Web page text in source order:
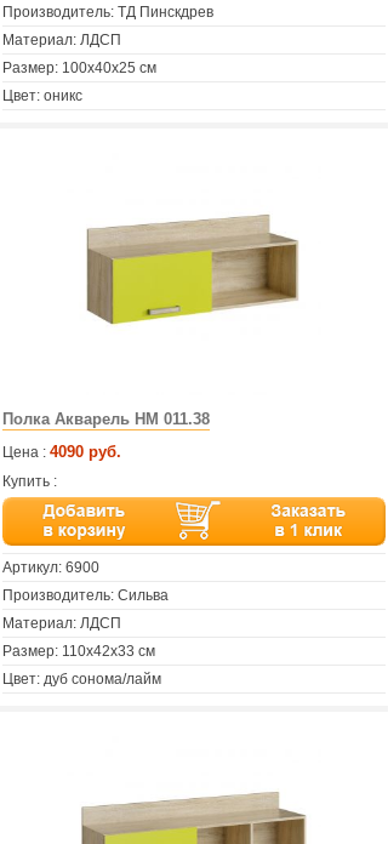
Производитель: ТД Пинскдрев
Материал: ЛДСП
Размер: 100х40х25 см
Цвет: оникс
Полка Акварель НМ 011.38
Цена : 4090 руб.
Купить :
Артикул: 6900
Производитель: Сильва
Материал: ЛДСП
Размер: 110х42х33 см
Цвет: дуб сонома/лайм